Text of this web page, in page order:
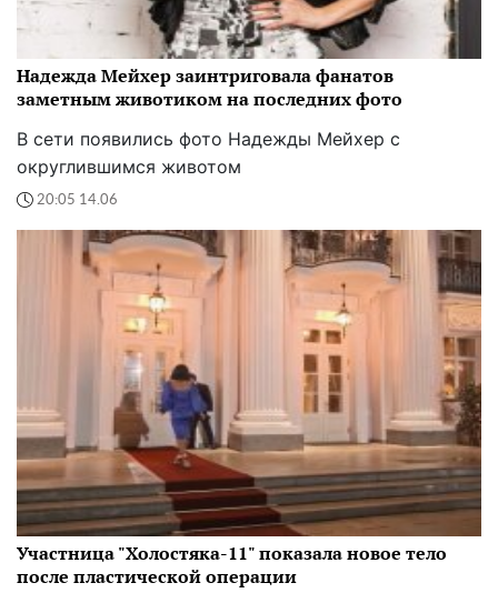
Надежда Мейхер заинтриговала фанатов
заметным животиком на последних фото
В сети появились фото Надежды Мейхер с
округлившимся животом
20:05 14.06
Участница "Холостяка-11" показала новое тело
после пластической операции